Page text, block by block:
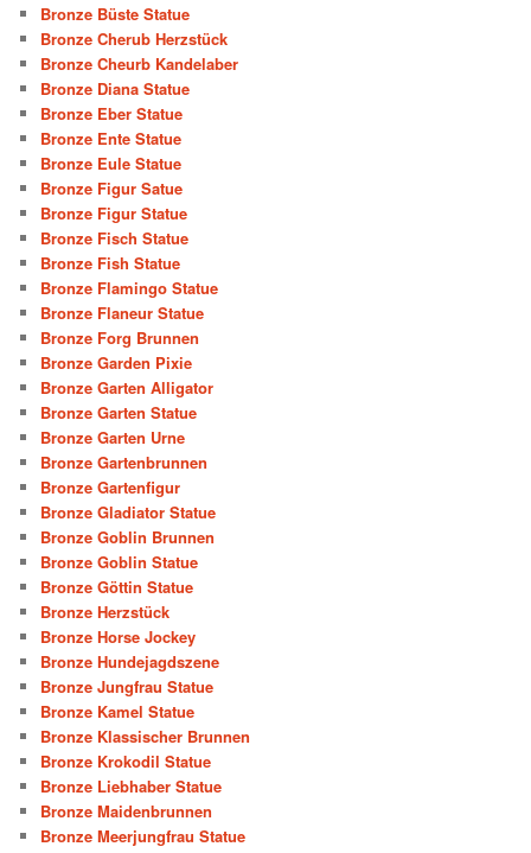
Bronze Büste Statue
Bronze Cherub Herzstück
Bronze Cheurb Kandelaber
Bronze Diana Statue
Bronze Eber Statue
Bronze Ente Statue
Bronze Eule Statue
Bronze Figur Satue
Bronze Figur Statue
Bronze Fisch Statue
Bronze Fish Statue
Bronze Flamingo Statue
Bronze Flaneur Statue
Bronze Forg Brunnen
Bronze Garden Pixie
Bronze Garten Alligator
Bronze Garten Statue
Bronze Garten Urne
Bronze Gartenbrunnen
Bronze Gartenfigur
Bronze Gladiator Statue
Bronze Goblin Brunnen
Bronze Goblin Statue
Bronze Göttin Statue
Bronze Herzstück
Bronze Horse Jockey
Bronze Hundejagdszene
Bronze Jungfrau Statue
Bronze Kamel Statue
Bronze Klassischer Brunnen
Bronze Krokodil Statue
Bronze Liebhaber Statue
Bronze Maidenbrunnen
Bronze Meerjungfrau Statue